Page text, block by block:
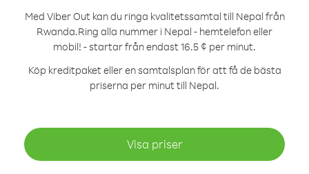
Med Viber Out kan du ringa kvalitetssamtal till Nepal från
Rwanda.Ring alla nummer i Nepal - hemtelefon eller
mobil! - startar från endast 16.5 ¢ per minut.
Köp kreditpaket eller en samtalsplan för att få de bästa
priserna per minut till Nepal.
Visa priser